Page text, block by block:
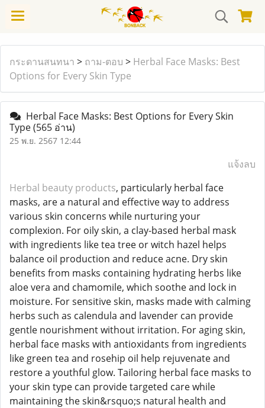
กระดานสนทนา > ถาม-ตอบ > Herbal Face Masks: Best
Options for Every Skin Type
Herbal Face Masks: Best Options for Every Skin
Type(565 อ่าน)
25 พ.ย. 2567 12:44
แจ้งลบ
Herbal beauty products, particularly herbal face
masks, are a natural and effective way to address
various skin concerns while nurturing your
complexion. For oily skin, a clay-based herbal mask
with ingredients like tea tree or witch hazel helps
balance oil production and reduce acne. Dry skin
benefits from masks containing hydrating herbs like
aloe vera and chamomile, which soothe and lock in
moisture. For sensitive skin, masks made with calming
herbs such as calendula and lavender can provide
gentle nourishment without irritation. For aging skin,
herbal face masks with antioxidants from ingredients
like green tea and rosehip oil help rejuvenate and
restore a youthful glow. Tailoring herbal face masks to
your skin type can provide targeted care while
maintaining the skin&rsquo;s natural health and